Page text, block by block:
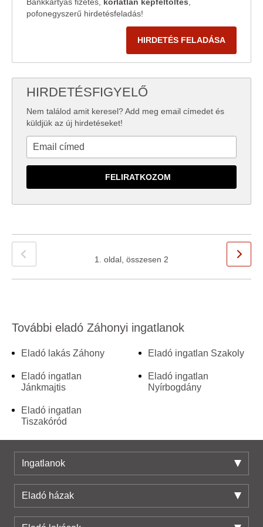
pofonegyszerű hirdetésfeladás!
HIRDETÉS FELADÁSA
HIRDETÉSFIGYELŐ
Nem találod amit keresel? Add meg email címedet és
küldjük az új hirdetéseket!
1. oldal, összesen 2
További eladó Záhonyi ingatlanok
Eladó lakás Záhony
Eladó ingatlan
Jánkmajtis
Eladó ingatlan
Tiszakóród
Eladó ingatlan Szakoly
Eladó ingatlan
Nyírbogdány
Ingatlanok
Eladó házak